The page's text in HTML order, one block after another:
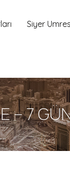
Siyer
– 7